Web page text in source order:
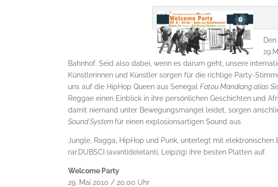
Bahnhof. Seid also dabei, wenn es darum geht, unsere
Künstlerinnen und Künstler sorgen für die richtige Party-
uns auf die HipHop Queen aus SenegalFatou Mandiang alias
Reggae einen Einblick in ihre persönlichen Geschichten und
damit niemand unter Bewegungsmangel leidet, sorgen
Sound Systemfür einen explosionsartigen Sound aus
Jungle, Ragga, HipHop und Punk, unterlegt mit elektronischen
rar.DUBSCI (avantideletanti, Leipzig) ihre besten Platten auf.
Welcome Party
29. Mai 2010 / 20.00 Uhr